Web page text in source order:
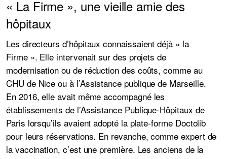
« La Firme », une vieille amie des
hôpitaux
Les directeurs d’hôpitaux connaissaient déjà « la
Firme ». Elle intervenait sur des projets de
modernisation ou de réduction des coûts, comme au
CHU de Nice ou à l’Assistance publique de Marseille.
En 2016, elle avait même accompagné les
établissements de l’Assistance Publique-Hôpitaux de
Paris lorsqu’ils avaient adopté la plate-forme Doctolib
pour leurs réservations. En revanche, comme expert de
la vaccination, c’est une première. Les anciens de la